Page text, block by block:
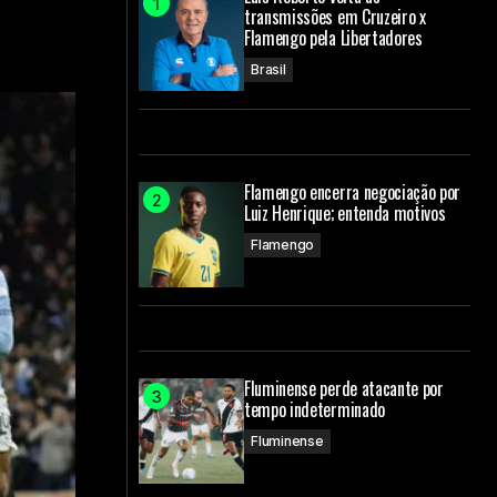
transmissões em Cruzeiro x
Flamengo pela Libertadores
Brasil
Flamengo encerra negociação por
Luiz Henrique; entenda motivos
Flamengo
Fluminense perde atacante por
tempo indeterminado
Fluminense